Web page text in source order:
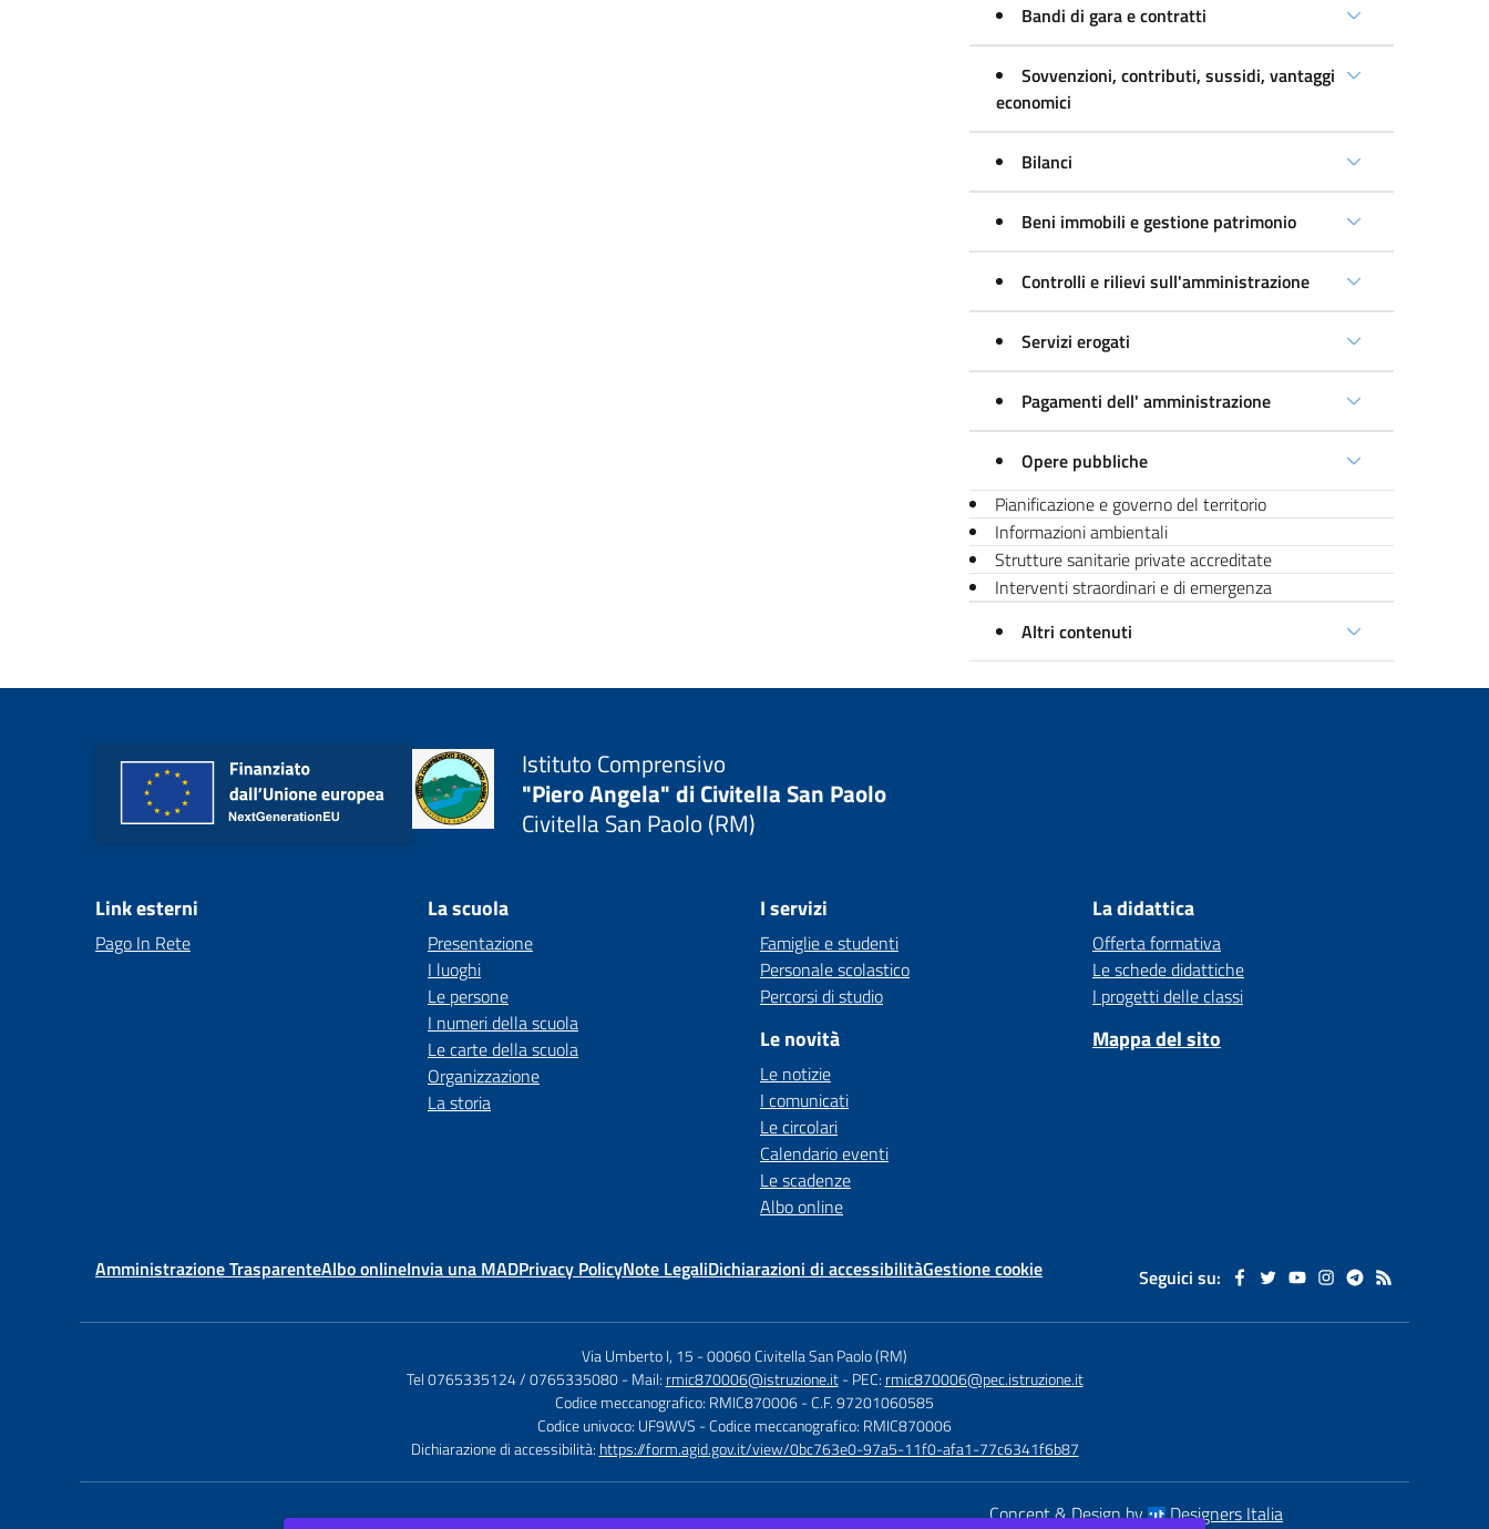
Bandi di gara e contratti
Sovvenzioni, contributi, sussidi, vantaggi
economici
Bilanci
Beni immobili e gestione patrimonio
Controlli e rilievi sull'amministrazione
Servizi erogati
Pagamenti dell' amministrazione
Opere pubbliche
Pianificazione e governo del territorio
Informazioni ambientali
Strutture sanitarie private accreditate
Interventi straordinari e di emergenza
Altri contenuti
Istituto Comprensivo
"Piero Angela" di Civitella San Paolo
Civitella San Paolo (RM)
Link esterni
Pago In Rete
La scuola
Presentazione
I luoghi
Le persone
I numeri della scuola
Le carte della scuola
Organizzazione
La storia
I servizi
Famiglie e studenti
Personale scolastico
Percorsi di studio
Le novità
Le notizie
I comunicati
Le circolari
Calendario eventi
Le scadenze
Albo online
La didattica
Offerta formativa
Le schede didattiche
I progetti delle classi
Mappa del sito
Amministrazione TrasparenteAlbo onlineInvia una MADPrivacy PolicyNote LegaliDichiarazioni di accessibilitàGestione cookie Seguici su:
Via Umberto I, 15 -00060 Civitella San Paolo (RM)
Tel 0765335124 / 0765335080 - Mail: rmic870006@istruzione.it - PEC: rmic870006@pec.istruzione.it
Codice meccanografico: RMIC870006- C.F. 97201060585
Codice univoco: UF9WVS - Codice meccanografico: RMIC870006
Dichiarazione di accessibilità: https://form.agid.gov.it/view/0bc763e0-97a5-11f0-afa1-77c6341f6b87
Concept & Design by
Designers Italia